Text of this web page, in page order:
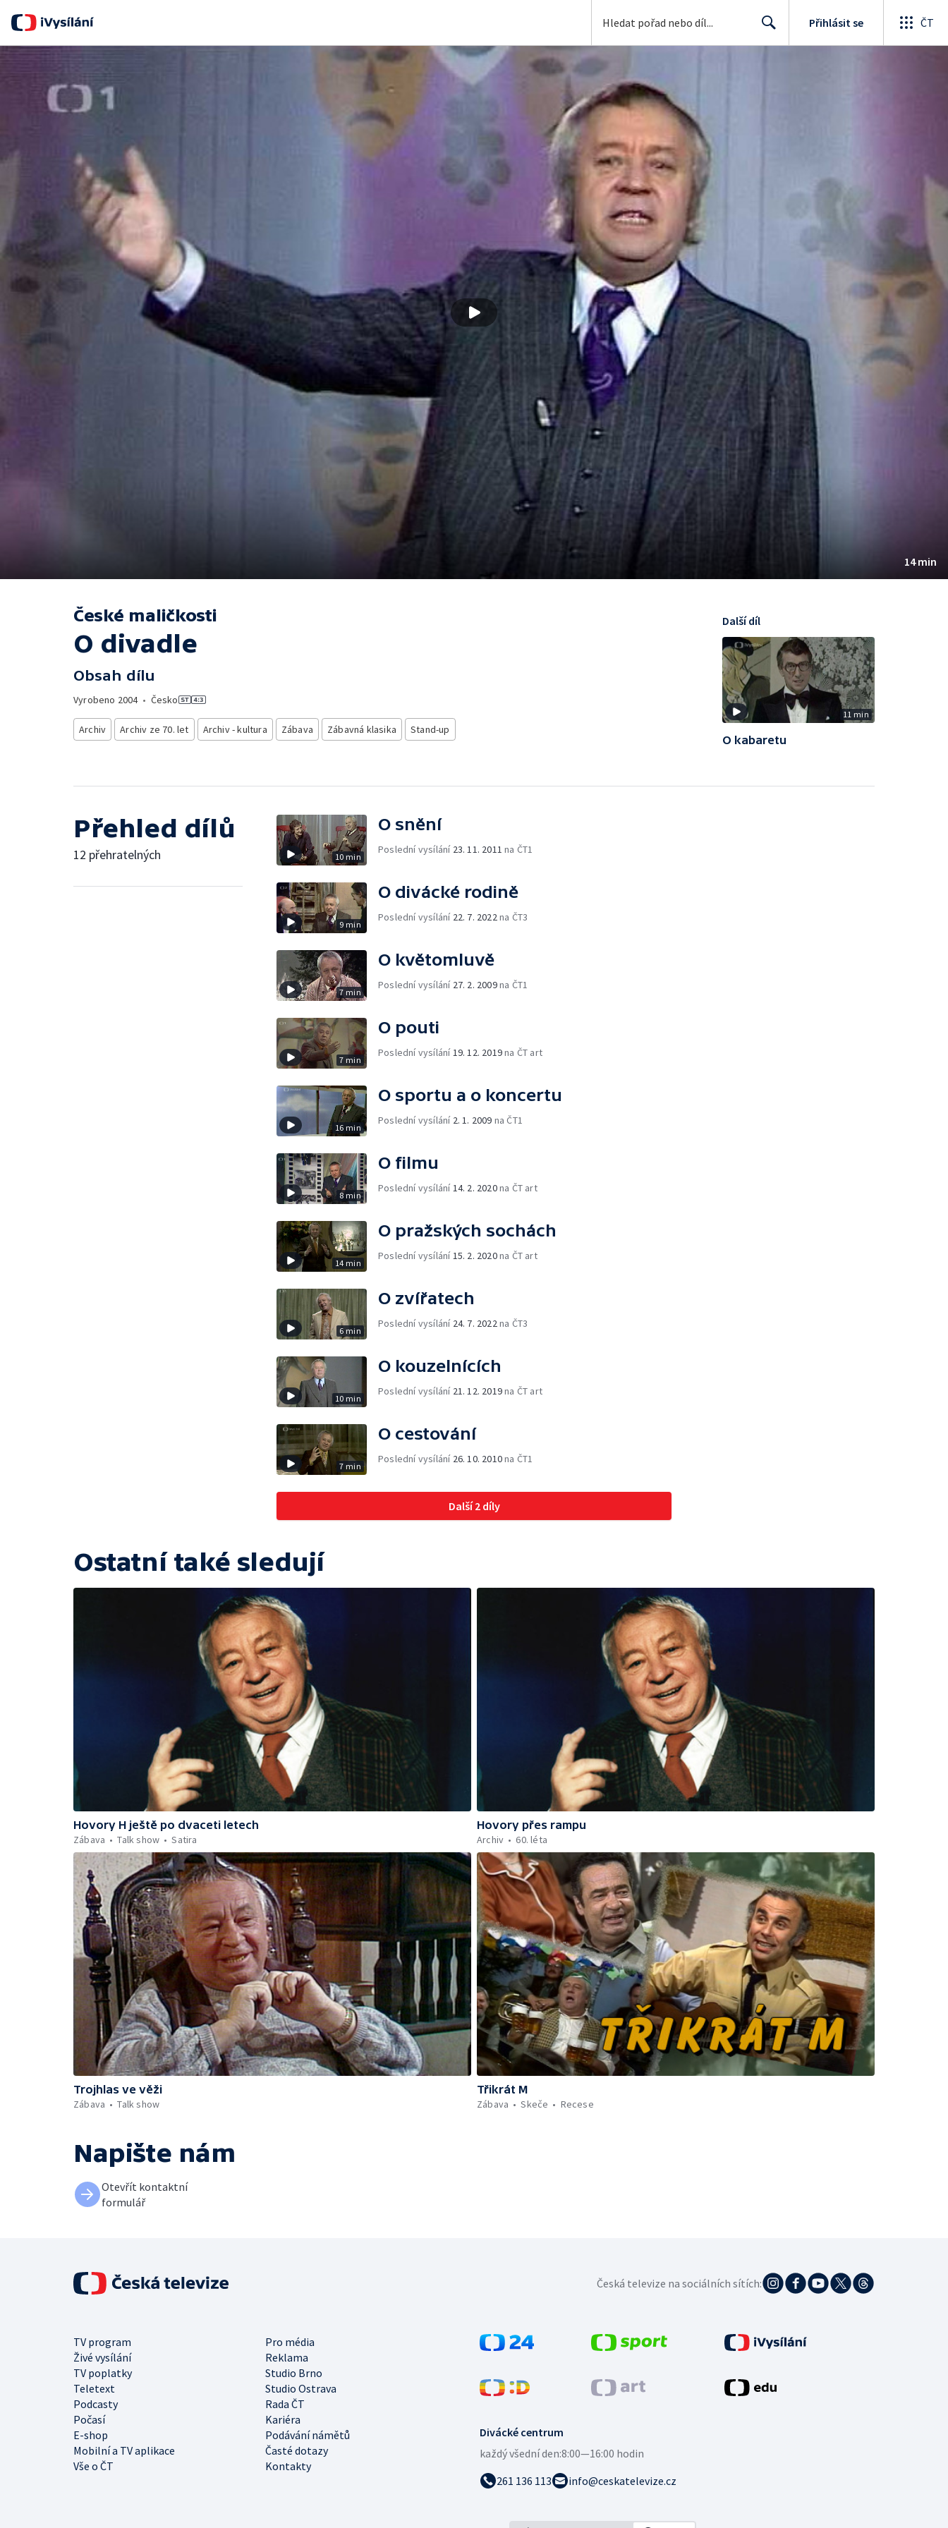
Přihlásit se ČT
14 min
České maličkosti
O divadle
Obsah dílu
Vyrobeno 2004• Česko
Archiv Archiv ze 70. let Archiv - kultura Zábava Zábavná klasika Stand-up
11 min
Další díl
O kabaretu
Přehled dílů
12 přehratelných 10 min
O snění
Poslední vysílání 23. 11. 2011 na ČT1
9 min
O divácké rodině
Poslední vysílání 22. 7. 2022 na ČT3
7 min
O květomluvě
Poslední vysílání 27. 2. 2009na ČT1
7 min
O pouti
Poslední vysílání 19. 12. 2019na ČT art
16 min
O sportu a o koncertu
Poslední vysílání 2. 1. 2009 na ČT1
8 min
O filmu
Poslední vysílání 14. 2. 2020na ČT art
14 min
O pražských sochách
Poslední vysílání 15. 2. 2020na ČT art
6 min
O zvířatech
Poslední vysílání 24. 7. 2022 na ČT3
10 min
O kouzelnících
Poslední vysílání 21. 12. 2019na ČT art
7 min
O cestování
Poslední vysílání 26. 10. 2010na ČT1
Další 2 díly
Ostatní také sledují
Hovory H ještě po dvaceti letech
Zábava
Talk show Satira
Hovory přes rampu
Archiv
60. léta
Trojhlas ve věži
Zábava
Talk show
Třikrát M
Zábava
Skeče Recese
Napište nám
Otevřít kontaktní
formulář
Divácké centrum
každý všední den:8:00—16:00 hodin
261 136 113
info@ceskatelevize.cz
TV program
Pro média
Živé vysílání
Reklama
TV poplatky
Studio Brno
Teletext
Studio Ostrava
Podcasty
Rada ČT
Počasí
Kariéra
E-shop
Podávání námětů
Mobilní a TV aplikace
Časté dotazy
Vše o ČT
Kontakty
Česká televize na sociálních sítích: